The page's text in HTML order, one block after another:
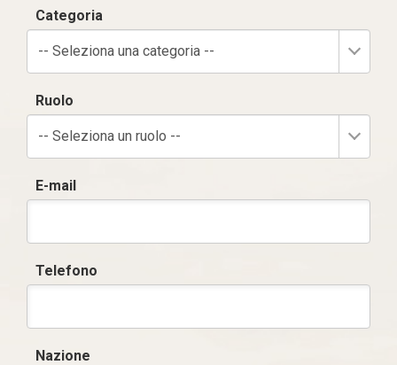
Categoria
-- Seleziona una categoria --
Ruolo
-- Seleziona un ruolo --
E-mail
Telefono
Nazione